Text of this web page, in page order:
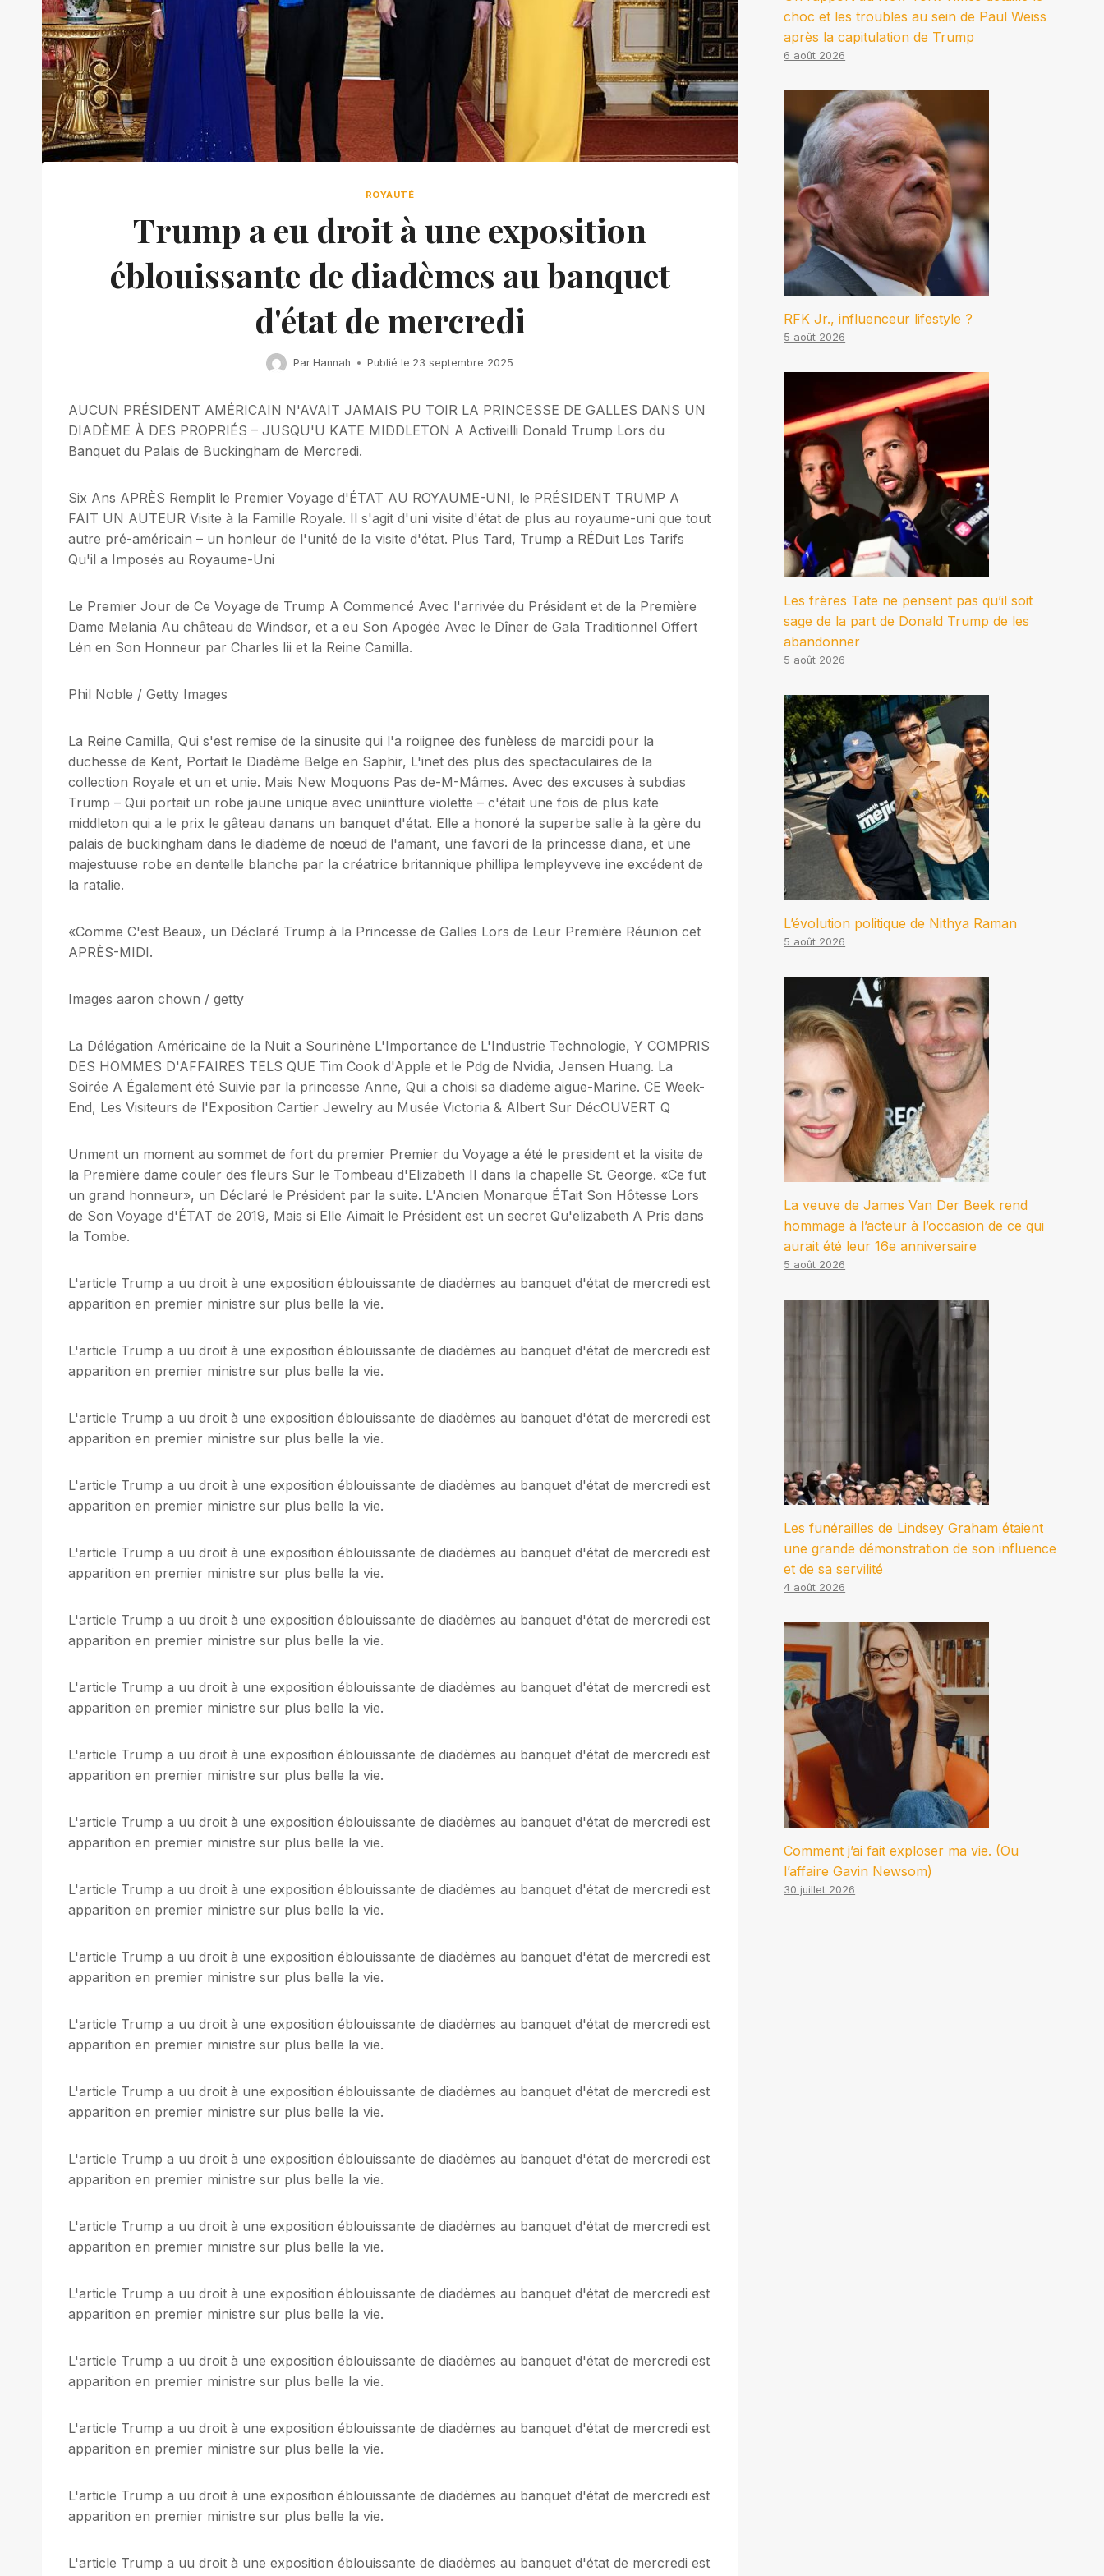
ROYAUTÉ
Trump a eu droit à une exposition
éblouissante de diadèmes au banquet
d'état de mercredi
Par Hannah Publié le 23 septembre 2025
AUCUN PRÉSIDENT AMÉRICAIN N'AVAIT JAMAIS PU TOIR LA PRINCESSE DE GALLES DANS UN
DIADÈME À DES PROPRIÉS – JUSQU'U KATE MIDDLETON A Activeilli Donald Trump Lors du
Banquet du Palais de Buckingham de Mercredi.
Six Ans APRÈS Remplit le Premier Voyage d'ÉTAT AU ROYAUME-UNI, le PRÉSIDENT TRUMP A
FAIT UN AUTEUR Visite à la Famille Royale. Il s'agit d'uni visite d'état de plus au royaume-uni que tout
autre pré-américain – un honleur de l'unité de la visite d'état. Plus Tard, Trump a RÉDuit Les Tarifs
Qu'il a Imposés au Royaume-Uni
Le Premier Jour de Ce Voyage de Trump A Commencé Avec l'arrivée du Président et de la Première
Dame Melania Au château de Windsor, et a eu Son Apogée Avec le Dîner de Gala Traditionnel Offert
Lén en Son Honneur par Charles Iii et la Reine Camilla.
Phil Noble / Getty Images
La Reine Camilla, Qui s'est remise de la sinusite qui l'a roiignee des funèless de marcidi pour la
duchesse de Kent, Portait le Diadème Belge en Saphir, L'inet des plus des spectaculaires de la
collection Royale et un et unie. Mais New Moquons Pas de-M-Mâmes. Avec des excuses à subdias
Trump – Qui portait un robe jaune unique avec uniintture violette – c'était une fois de plus kate
middleton qui a le prix le gâteau danans un banquet d'état. Elle a honoré la superbe salle à la gère du
palais de buckingham dans le diadème de nœud de l'amant, une favori de la princesse diana, et une
majestuuse robe en dentelle blanche par la créatrice britannique phillipa lempleyveve ine excédent de
la ratalie.
«Comme C'est Beau», un Déclaré Trump à la Princesse de Galles Lors de Leur Première Réunion cet
APRÈS-MIDI.
Images aaron chown / getty
La Délégation Américaine de la Nuit a Sourinène L'Importance de L'Industrie Technologie, Y COMPRIS
DES HOMMES D'AFFAIRES TELS QUE Tim Cook d'Apple et le Pdg de Nvidia, Jensen Huang. La
Soirée A Également été Suivie par la princesse Anne, Qui a choisi sa diadème aigue-Marine. CE Week-
End, Les Visiteurs de l'Exposition Cartier Jewelry au Musée Victoria & Albert Sur DécOUVERT Q
Unment un moment au sommet de fort du premier Premier du Voyage a été le president et la visite de
la Première dame couler des fleurs Sur le Tombeau d'Elizabeth II dans la chapelle St. George. «Ce fut
un grand honneur», un Déclaré le Président par la suite. L'Ancien Monarque ÉTait Son Hôtesse Lors
de Son Voyage d'ÉTAT de 2019, Mais si Elle Aimait le Président est un secret Qu'elizabeth A Pris dans
la Tombe.
L'article Trump a uu droit à une exposition éblouissante de diadèmes au banquet d'état de mercredi est
apparition en premier ministre sur plus belle la vie.
L'article Trump a uu droit à une exposition éblouissante de diadèmes au banquet d'état de mercredi est
apparition en premier ministre sur plus belle la vie.
L'article Trump a uu droit à une exposition éblouissante de diadèmes au banquet d'état de mercredi est
apparition en premier ministre sur plus belle la vie.
L'article Trump a uu droit à une exposition éblouissante de diadèmes au banquet d'état de mercredi est
apparition en premier ministre sur plus belle la vie.
L'article Trump a uu droit à une exposition éblouissante de diadèmes au banquet d'état de mercredi est
apparition en premier ministre sur plus belle la vie.
L'article Trump a uu droit à une exposition éblouissante de diadèmes au banquet d'état de mercredi est
apparition en premier ministre sur plus belle la vie.
L'article Trump a uu droit à une exposition éblouissante de diadèmes au banquet d'état de mercredi est
apparition en premier ministre sur plus belle la vie.
L'article Trump a uu droit à une exposition éblouissante de diadèmes au banquet d'état de mercredi est
apparition en premier ministre sur plus belle la vie.
L'article Trump a uu droit à une exposition éblouissante de diadèmes au banquet d'état de mercredi est
apparition en premier ministre sur plus belle la vie.
L'article Trump a uu droit à une exposition éblouissante de diadèmes au banquet d'état de mercredi est
apparition en premier ministre sur plus belle la vie.
L'article Trump a uu droit à une exposition éblouissante de diadèmes au banquet d'état de mercredi est
apparition en premier ministre sur plus belle la vie.
L'article Trump a uu droit à une exposition éblouissante de diadèmes au banquet d'état de mercredi est
apparition en premier ministre sur plus belle la vie.
L'article Trump a uu droit à une exposition éblouissante de diadèmes au banquet d'état de mercredi est
apparition en premier ministre sur plus belle la vie.
L'article Trump a uu droit à une exposition éblouissante de diadèmes au banquet d'état de mercredi est
apparition en premier ministre sur plus belle la vie.
L'article Trump a uu droit à une exposition éblouissante de diadèmes au banquet d'état de mercredi est
apparition en premier ministre sur plus belle la vie.
L'article Trump a uu droit à une exposition éblouissante de diadèmes au banquet d'état de mercredi est
apparition en premier ministre sur plus belle la vie.
L'article Trump a uu droit à une exposition éblouissante de diadèmes au banquet d'état de mercredi est
apparition en premier ministre sur plus belle la vie.
L'article Trump a uu droit à une exposition éblouissante de diadèmes au banquet d'état de mercredi est
apparition en premier ministre sur plus belle la vie.
L'article Trump a uu droit à une exposition éblouissante de diadèmes au banquet d'état de mercredi est
apparition en premier ministre sur plus belle la vie.
L'article Trump a uu droit à une exposition éblouissante de diadèmes au banquet d'état de mercredi est
choc et les troubles au sein de Paul Weiss
après la capitulation de Trump
6 août 2026
RFK Jr., influenceur lifestyle ?
5 août 2026
Les frères Tate ne pensent pas qu’il soit
sage de la part de Donald Trump de les
abandonner
5 août 2026
L’évolution politique de Nithya Raman
5 août 2026
La veuve de James Van Der Beek rend
hommage à l’acteur à l’occasion de ce qui
aurait été leur 16e anniversaire
5 août 2026
Les funérailles de Lindsey Graham étaient
une grande démonstration de son influence
et de sa servilité
4 août 2026
Comment j’ai fait exploser ma vie. (Ou
l’affaire Gavin Newsom)
30 juillet 2026